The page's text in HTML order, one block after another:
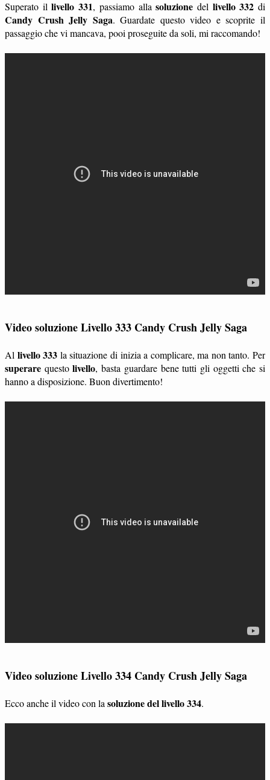
Superato illivello 331, passiamo allasoluzione del livello 332 di
Candy Crush Jelly Saga. Guardate questo video e scoprite il
passaggio che vi mancava, pooi proseguite da soli, mi raccomando!
Video soluzione Livello 333 Candy Crush Jelly Saga
Al livello 333 la situazione di inizia a complicare, ma non tanto. Per
superare questolivello, basta guardare bene tutti gli oggetti che si
hanno a disposizione. Buon divertimento!
Video soluzione Livello 334 Candy Crush Jelly Saga
Ecco anche il video con la soluzione del livello 334.